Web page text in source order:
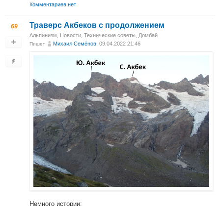
Комментариев нет
69 Траверс Акбеков с продолжением
Альпинизм Новости Технические советы Домбай
Пишет Михаил Cемёнов , 09.04.2022 21:46
Немного истории: